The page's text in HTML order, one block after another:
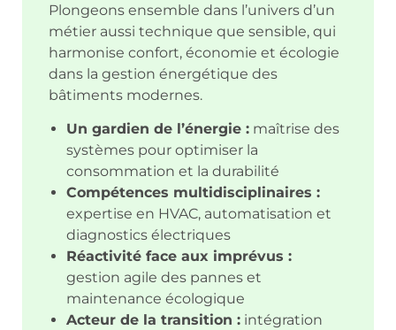
Plongeons ensemble dans l’univers d’un
métier aussi technique que sensible, qui
harmonise confort, économie et écologie
dans la gestion énergétique des
bâtiments modernes.
Un gardien de l’énergie : maîtrise des
systèmes pour optimiser la
consommation et la durabilité
Compétences multidisciplinaires :
expertise en HVAC, automatisation et
diagnostics électriques
Réactivité face aux imprévus :
gestion agile des pannes et
maintenance écologique
Acteur de la transition : intégration